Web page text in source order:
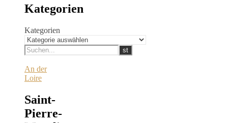
Kategorien
Kategorien
An der
Loire
Saint-
Pierre-